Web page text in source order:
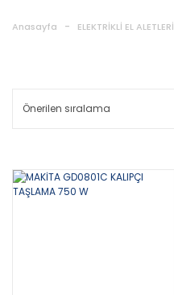
Anasayfa ELEKTRİKLİ EL ALETLERİ